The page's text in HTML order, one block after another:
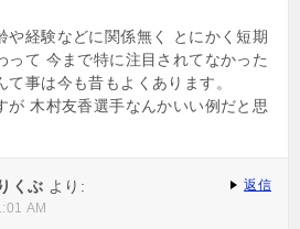
や経験などに関係無く とにかく短期
って 今まで特に注目されてなかった
事は今も昔もよくあります。
が 木村友香選手なんかいい例だと思
くぶ より:
AM
返信